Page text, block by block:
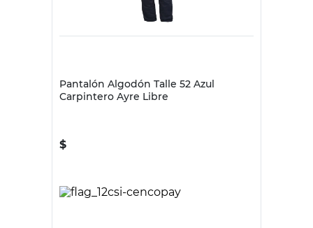
Pantalón Algodón Talle 52 Azul
Carpintero Ayre Libre
$